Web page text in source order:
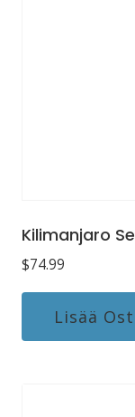
Kilimanjaro
$74.99
Lisää